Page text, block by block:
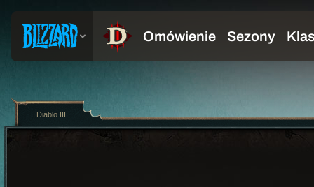
Diablo III